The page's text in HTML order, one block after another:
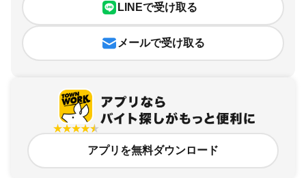
LINEで受け取る
メールで受け取る
アプリを無料ダウンロード